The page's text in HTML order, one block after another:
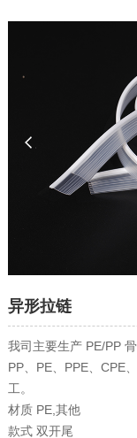
异形拉链
我司主要生产 PE/PP
PP、PE、PPE、CPE
工。
材质 PE,其他
款式 双开尾